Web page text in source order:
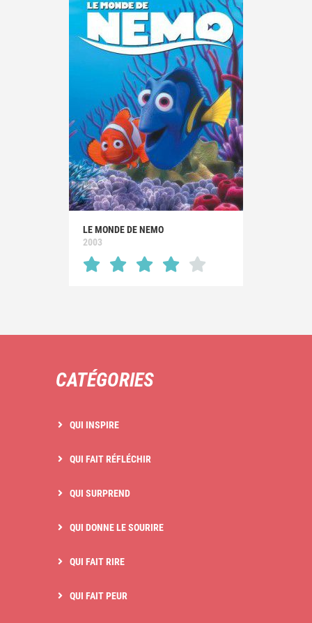
LE MONDE DE NEMO
2003
CATÉGORIES
QUI INSPIRE
QUI FAIT RÉFLÉCHIR
QUI SURPREND
QUI DONNE LE SOURIRE
QUI FAIT RIRE
QUI FAIT PEUR